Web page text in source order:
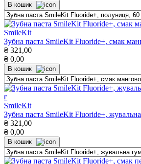
В кошик
SmileKit
Зубна паста SmileKit Fluoride+, смак
₴ 321,00
₴ 0,00
В кошик
SmileKit
Зубна паста SmileKit Fluoride+,
₴ 321,00
₴ 0,00
В кошик